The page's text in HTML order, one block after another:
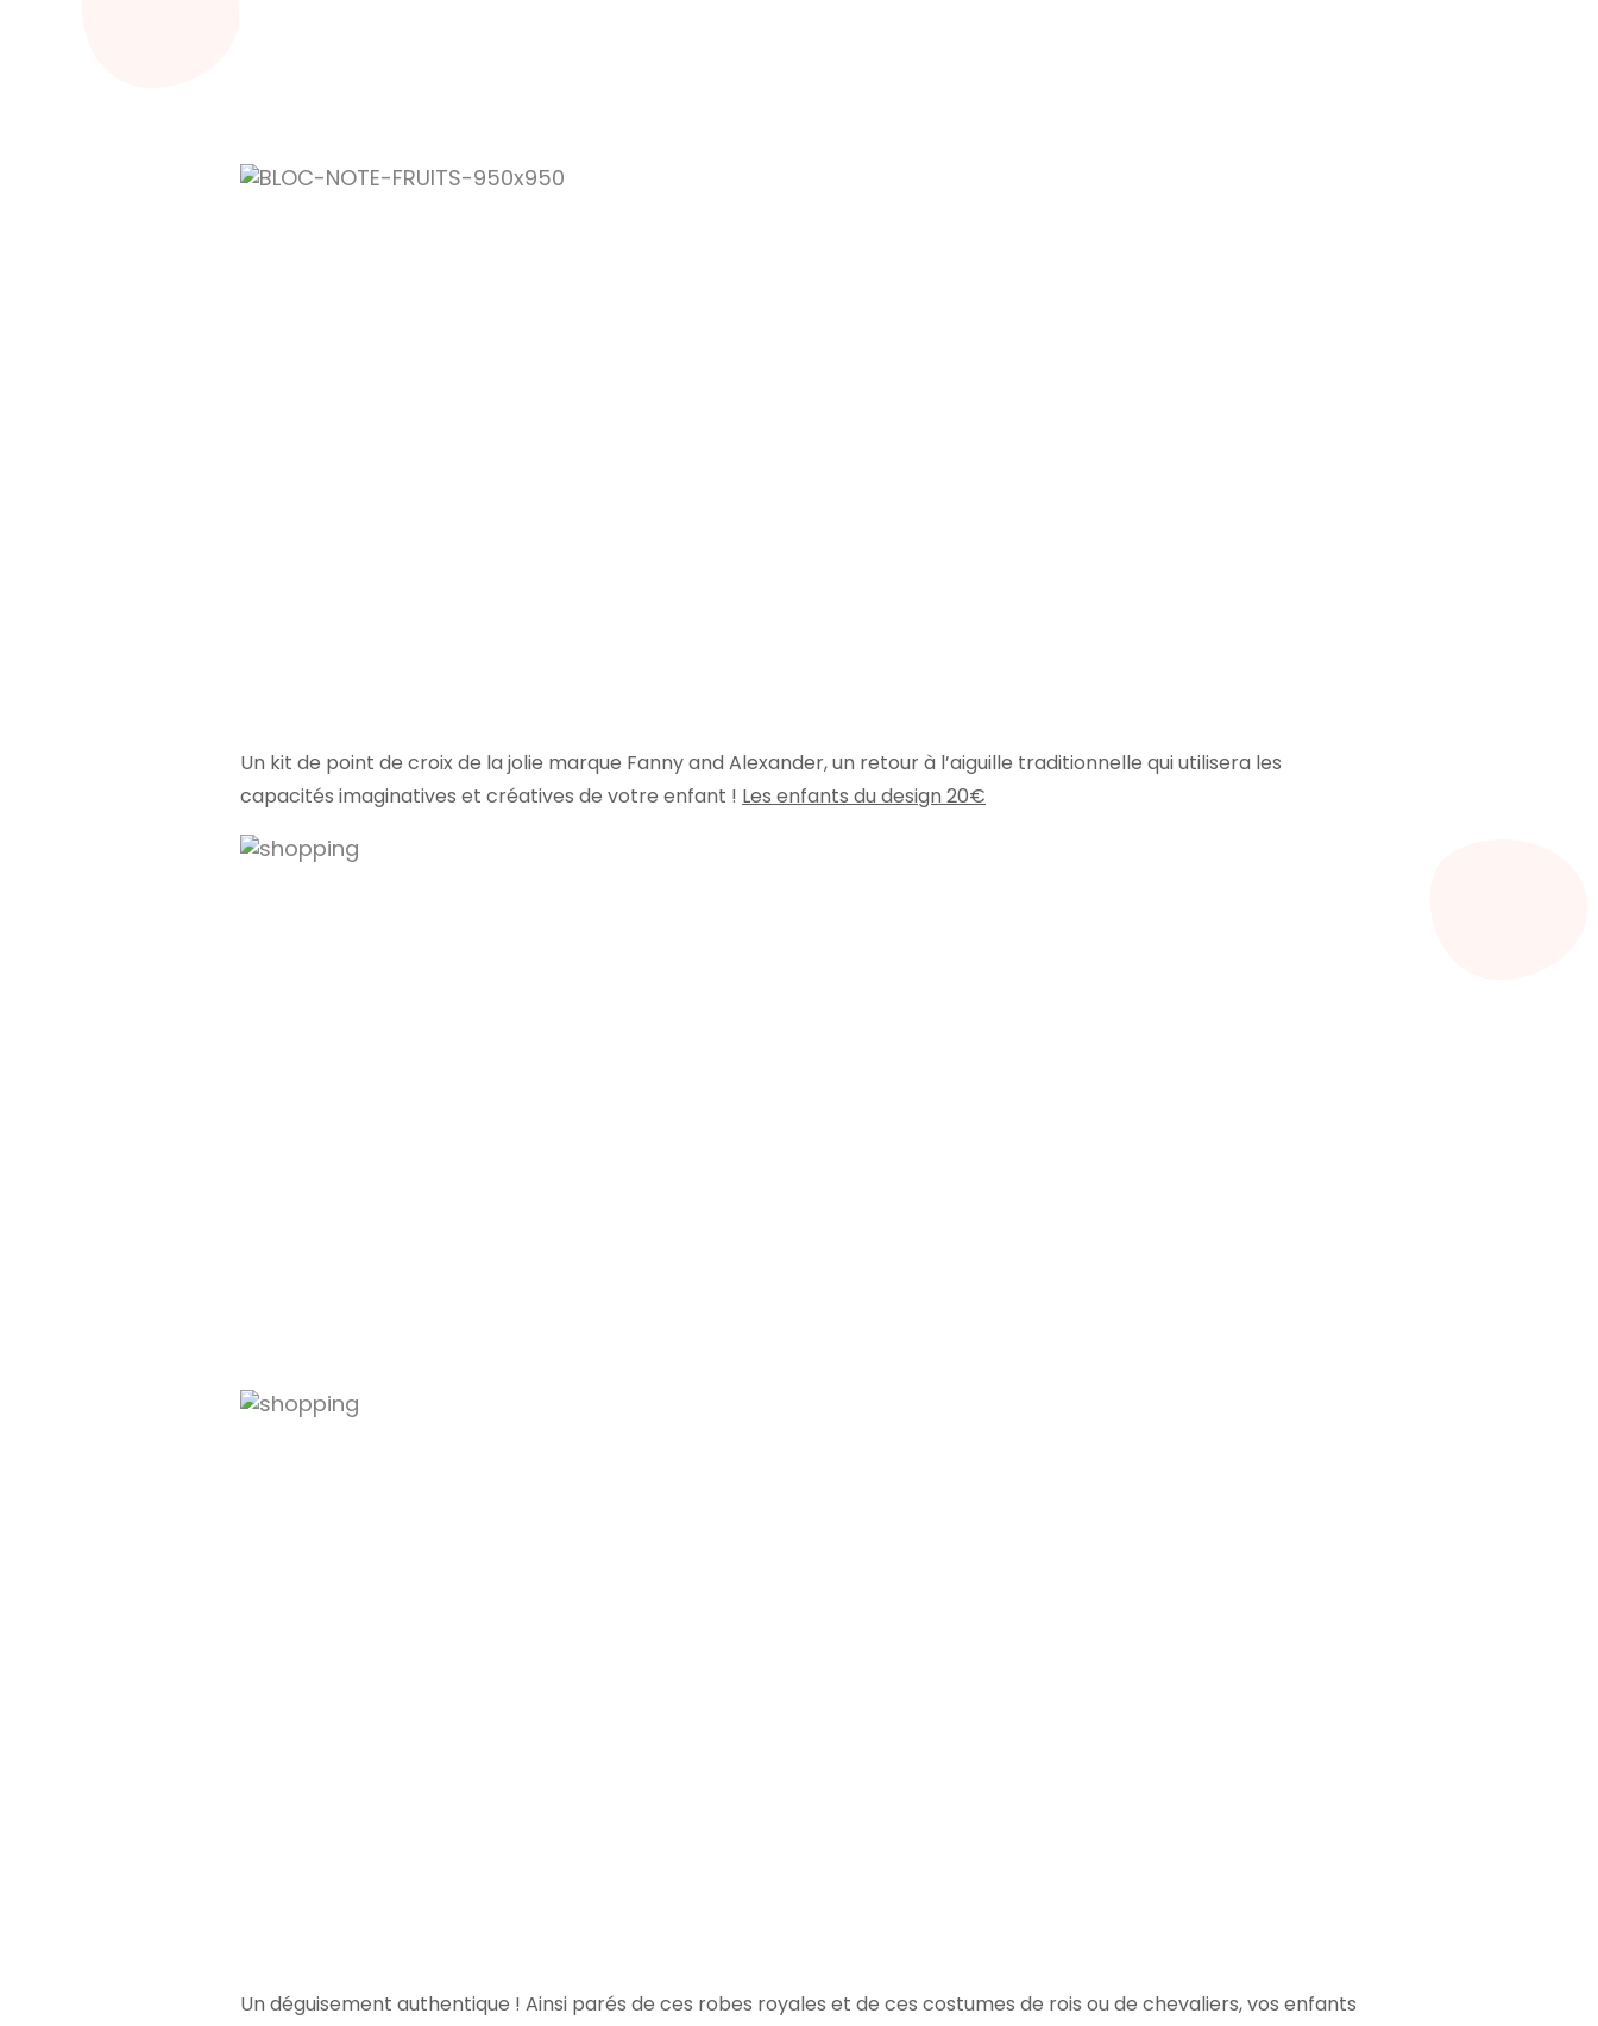
Un kit de point de croix de la jolie marque Fanny and Alexander, un retour à l’aiguille traditionnelle qui utilisera les
capacités imaginatives et créatives de votre enfant ! Les enfants du design 20€
Un déguisement authentique ! Ainsi parés de ces robes royales et de ces costumes de rois ou de chevaliers, vos enfants